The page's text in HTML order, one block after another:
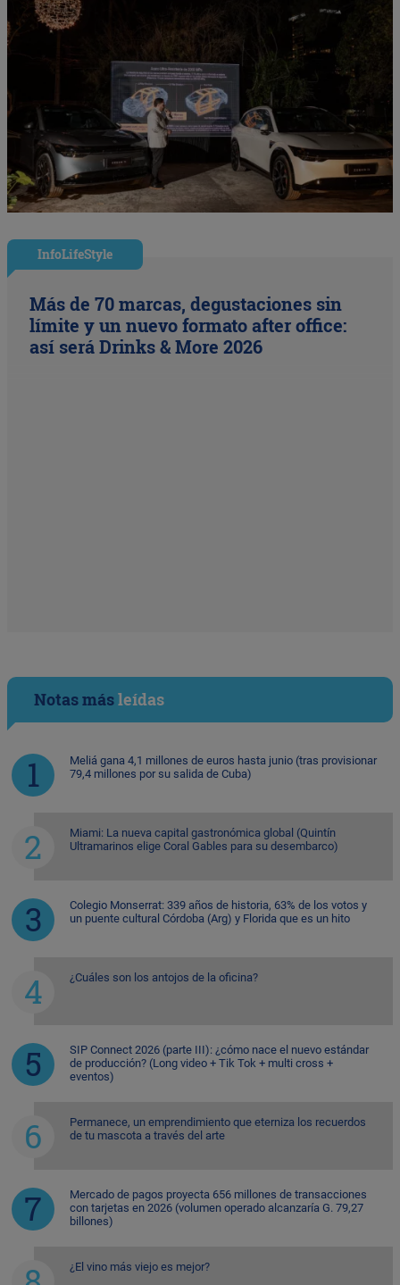
InfoLifeStyle
Más de 70 marcas, degustaciones sin
límite y un nuevo formato after office:
así será Drinks & More 2026
Notas másleídas
Meliá gana 4,1 millones de euros hasta junio (tras provisionar
79,4 millones por su salida de Cuba)
Miami: La nueva capital gastronómica global (Quintín
Ultramarinos elige Coral Gables para su desembarco)
Colegio Monserrat: 339 años de historia, 63% de los votos y
un puente cultural Córdoba (Arg) y Florida que es un hito
¿Cuáles son los antojos de la oficina?
SIP Connect 2026 (parte III): ¿cómo nace el nuevo estándar
de producción? (Long video + Tik Tok + multi cross +
eventos)
Permanece, un emprendimiento que eterniza los recuerdos
de tu mascota a través del arte
Mercado de pagos proyecta 656 millones de transacciones
con tarjetas en 2026 (volumen operado alcanzaría G. 79,27
billones)
¿El vino más viejo es mejor?